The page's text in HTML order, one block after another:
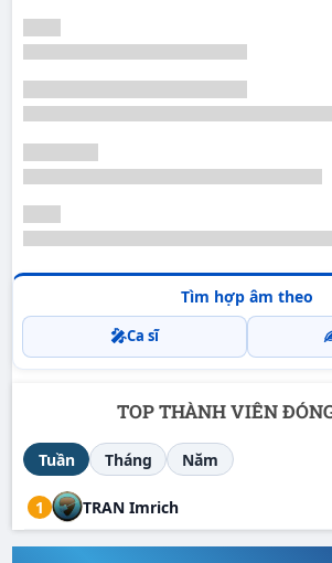
Tìm hợp âm theo
🎤Ca sĩ
TOP THÀNH VIÊN
Tuần Tháng Năm
1 TRAN Imrich